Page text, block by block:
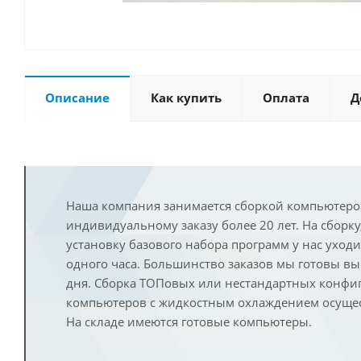
Описание Как купить Оплата
Наша компания занимается сборкой
индивидуальному заказу более 20 лет. На
установку базового набора программ у нас
одного часа. Большинство заказов мы готовы
дня. Сборка ТОПовых или нестандартных
компьютеров с жидкостным охлаждением
На складе имеются готовые компьютеры.